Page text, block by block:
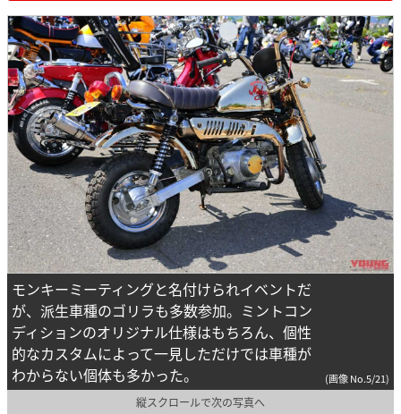
モンキーミーティングと名付けられイベントだ
が、派生車種のゴリラも多数参加。ミントコン
ディションのオリジナル仕様はもちろん、個性
的なカスタムによって一見しただけでは車種が
わからない個体も多かった。
(画像 No.5/21)
縦スクロールで次の写真へ